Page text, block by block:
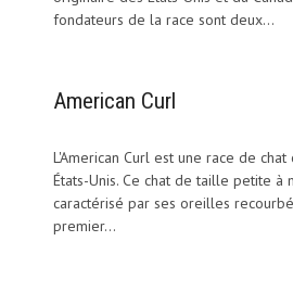
fondateurs de la race sont deux...
American Curl
L'American Curl est une race de
États-Unis. Ce chat de taille petite à
caractérisé par ses oreilles
premier...